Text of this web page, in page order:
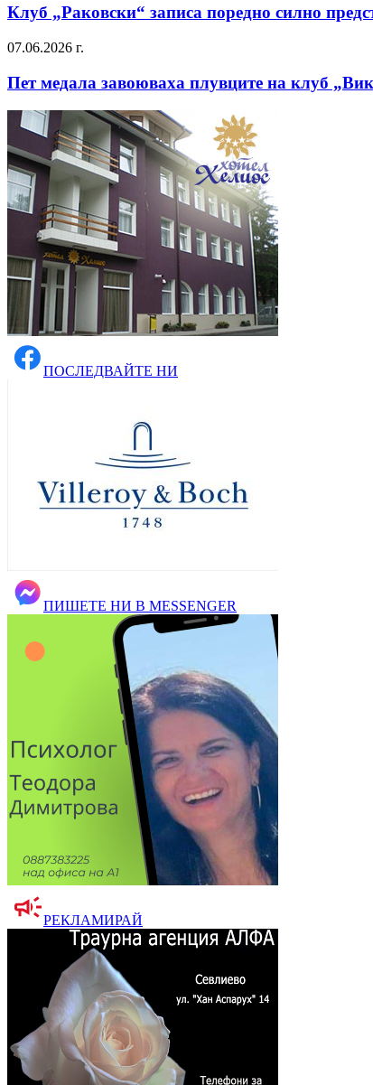
Клуб „Раковски“ записа поредно силно
07.06.2026 г.
Пет медала завоюваха плувците на клуб
ПОСЛЕДВАЙТЕ НИ
ПИШЕТЕ НИ В MESSENGER
РЕКЛАМИРАЙ